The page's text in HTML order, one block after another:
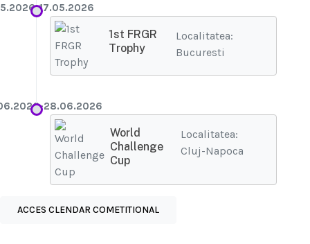
17.05.2026
1st FRGR
Trophy
Localitatea:
Bucuresti
28.06.2026
World
Challenge
Cup
Localitatea:
Cluj-Napoca
ACCES CLENDAR COMETITIONAL